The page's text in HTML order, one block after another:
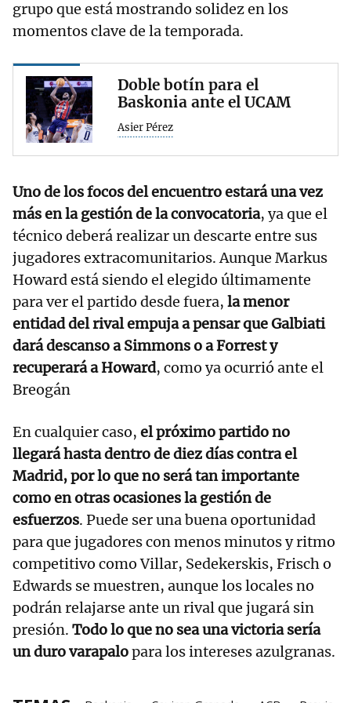
grupo que está mostrando solidez en los
momentos clave de la temporada.
Doble botín para el
Baskonia ante el UCAM
Asier Pérez
Uno de los focos del encuentro estará una vez
más en la gestión de la convocatoria, ya que el
técnico deberá realizar un descarte entre sus
jugadores extracomunitarios. Aunque Markus
Howard está siendo el elegido últimamente
para ver el partido desde fuera, la menor
entidad del rival empuja a pensar que Galbiati
dará descanso a Simmons o a Forrest y
recuperará a Howard, como ya ocurrió ante el
Breogán
En cualquier caso, el próximo partido no
llegará hasta dentro de diez días contra el
Madrid, por lo que no será tan importante
como en otras ocasiones la gestión de
esfuerzos. Puede ser una buena oportunidad
para que jugadores con menos minutos y ritmo
competitivo como Villar, Sedekerskis, Frisch o
Edwards se muestren, aunque los locales no
podrán relajarse ante un rival que jugará sin
presión. Todo lo que no sea una victoria sería
un duro varapalopara los intereses azulgranas.